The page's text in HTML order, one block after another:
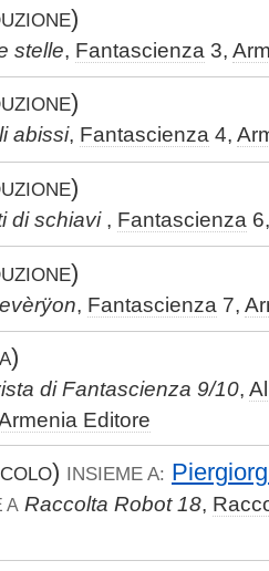
)
stelle, Fantascienza 3,
)
abissi, Fantascienza 4,
)
di schiavi , Fantascienza
)
, Fantascienza 7,
)
di Fantascienza 9/10,
Editore
) INSIEME A:
A Raccolta Robot 18,